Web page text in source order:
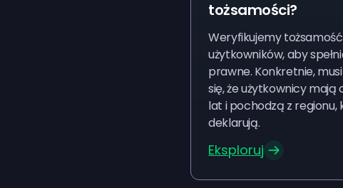
tożsamości?
Weryfikujemy tożsamość
użytkowników, aby
prawne. Konkretnie,
się, że użytkownicy mają
lat i pochodzą z regionu,
deklarują.
Eksploruj